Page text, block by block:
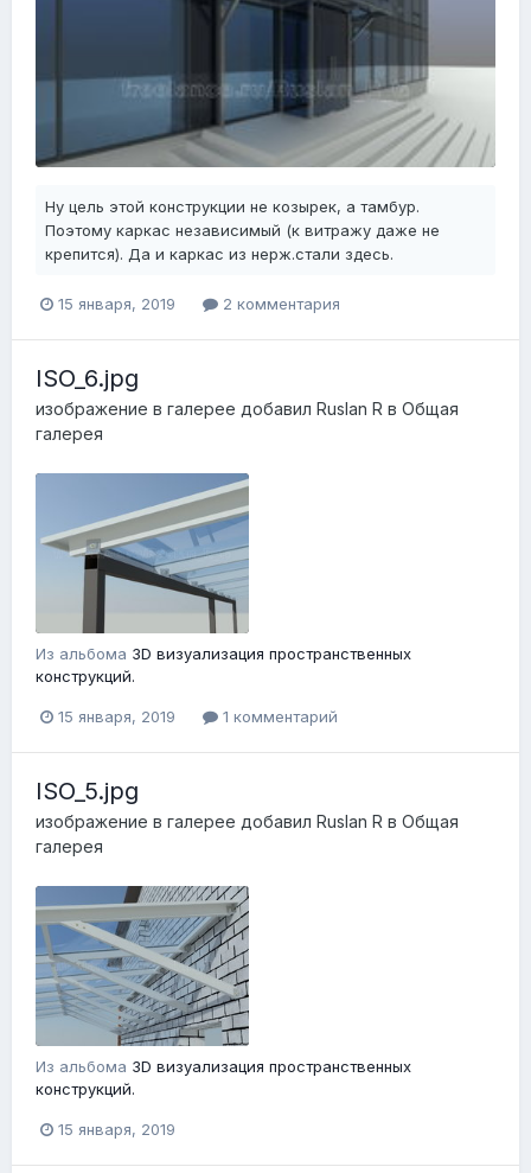
Ну цель этой конструкции не козырек, а тамбур.
Поэтому каркас независимый (к витражу даже не
крепится). Да и каркас из нерж.стали здесь.
15 января, 2019 2 комментария
ISO_6.jpg
изображение в галерее добавил Ruslan R в Общая
галерея
Из альбома 3D визуализация пространственных
конструкций.
15 января, 2019 1 комментарий
ISO_5.jpg
изображение в галерее добавил Ruslan R в Общая
галерея
Из альбома 3D визуализация пространственных
конструкций.
15 января, 2019